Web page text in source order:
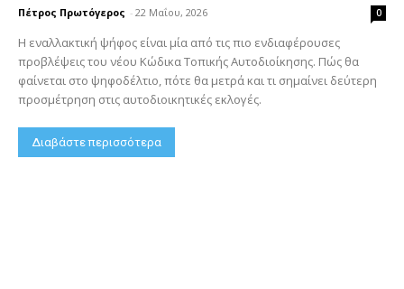
Πέτρος Πρωτόγερος - 22 Μαΐου, 2026 0
Η εναλλακτική ψήφος είναι μία από τις πιο ενδιαφέρουσες
προβλέψεις του νέου Κώδικα Τοπικής Αυτοδιοίκησης. Πώς θα
φαίνεται στο ψηφοδέλτιο, πότε θα μετρά και τι σημαίνει δεύτερη
προσμέτρηση στις αυτοδιοικητικές εκλογές.
Διαβάστε περισσότερα